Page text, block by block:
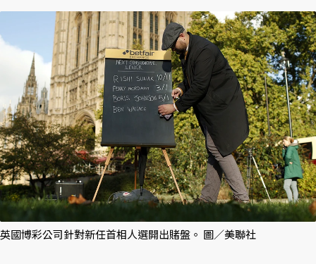
英國博彩公司針對新任首相人選開出賭盤。 圖／美聯社